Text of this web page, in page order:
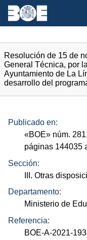
Resolución de 15 de
General Técnica, por
Ayuntamiento de La
desarrollo del
Publicado en:
«BOE» núm.
páginas 144035
Sección:
III. Otras
Departamento:
Ministerio de
Referencia:
BOE-A-2021-